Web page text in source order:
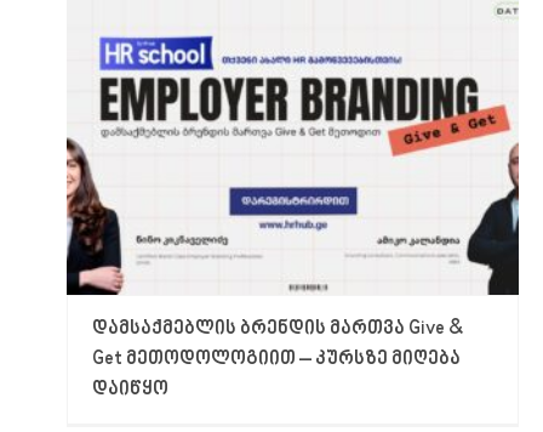
დამსაქმებლის ბრენდის მართვა Give &
Get მეთოდოლოგიით – კურსზე მიღება
დაიწყო